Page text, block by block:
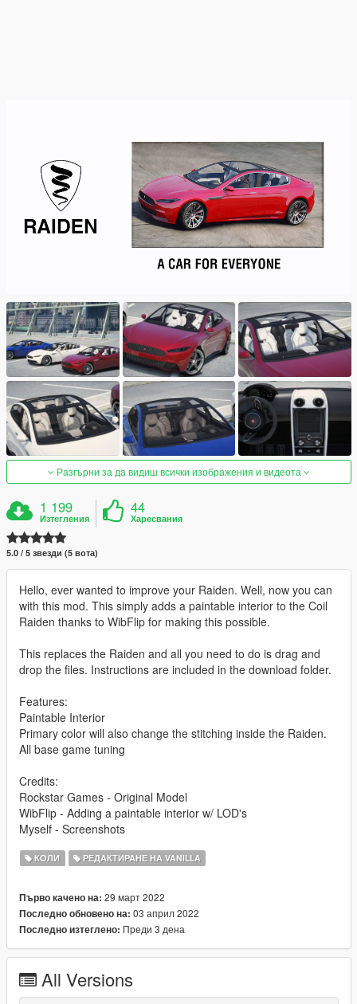
Разгърни за да видиш всички изображения и видеота
1 199
Изтегления
44
Харесвания
5.0 / 5 звезди (5 вота)
Hello, ever wanted to improve your Raiden. Well, now you can
with this mod. This simply adds a paintable interior to the Coil
Raiden thanks to WibFlip for making this possible.
This replaces the Raiden and all you need to do is drag and
drop the files. Instructions are included in the download folder.
Features:
Paintable Interior
Primary color will also change the stitching inside the Raiden.
All base game tuning
Credits:
Rockstar Games - Original Model
WibFlip - Adding a paintable interior w/ LOD's
Myself - Screenshots
КОЛИ РЕДАКТИРАНЕ НА VANILLA
Първо качено на: 29 март 2022
Последно обновено на: 03 април 2022
Последно изтеглено: Преди 3 дена
All Versions